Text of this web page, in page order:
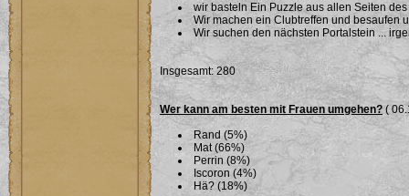
wir basteln Ein Puzzle aus allen Seiten
Wir machen ein Clubtreffen und besaufen
Wir suchen den nächsten Portalstein ...
Insgesamt: 280
Wer kann am besten mit Frauen umgehen? (
Rand (5%)
Mat (66%)
Perrin (8%)
Iscoron (4%)
Hä? (18%)